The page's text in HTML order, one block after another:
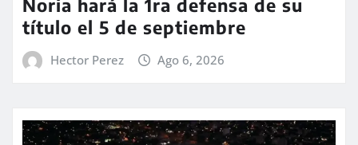
Noria hará la 1ra defensa de su
título el 5 de septiembre
Hector Perez Ago 6, 2026